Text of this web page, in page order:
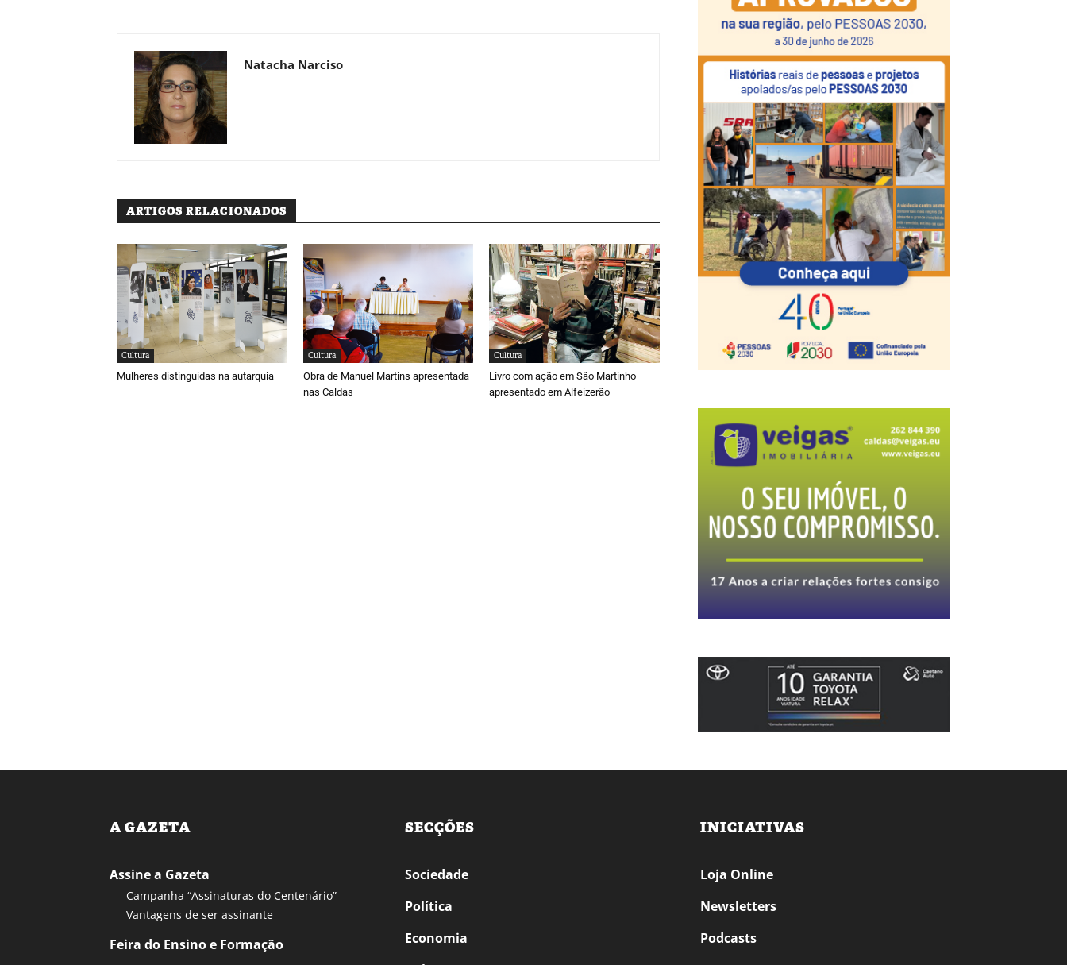
Natacha Narciso
ARTIGOS RELACIONADOS
Cultura
Mulheres distinguidas na autarquia
Cultura
Obra de Manuel Martins apresentada
nas Caldas
Cultura
Livro com ação em São Martinho
apresentado em Alfeizerão
A GAZETA
Assine a Gazeta
Campanha “Assinaturas do Centenário”
Vantagens de ser assinante
Feira do Ensino e Formação
SECÇÕES
Sociedade
Política
Economia
INICIATIVAS
Loja Online
Newsletters
Podcasts